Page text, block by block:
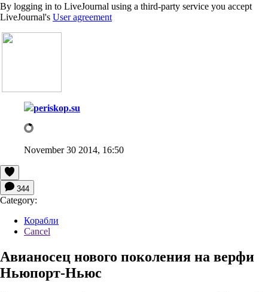
By logging in to LiveJournal using a third-party service you accept
LiveJournal's User agreement
periskop.su
November 30 2014, 16:50
344
Category:
Корабли
Cancel
Авианосец нового поколения на верфи
Ньюпорт-Ньюс